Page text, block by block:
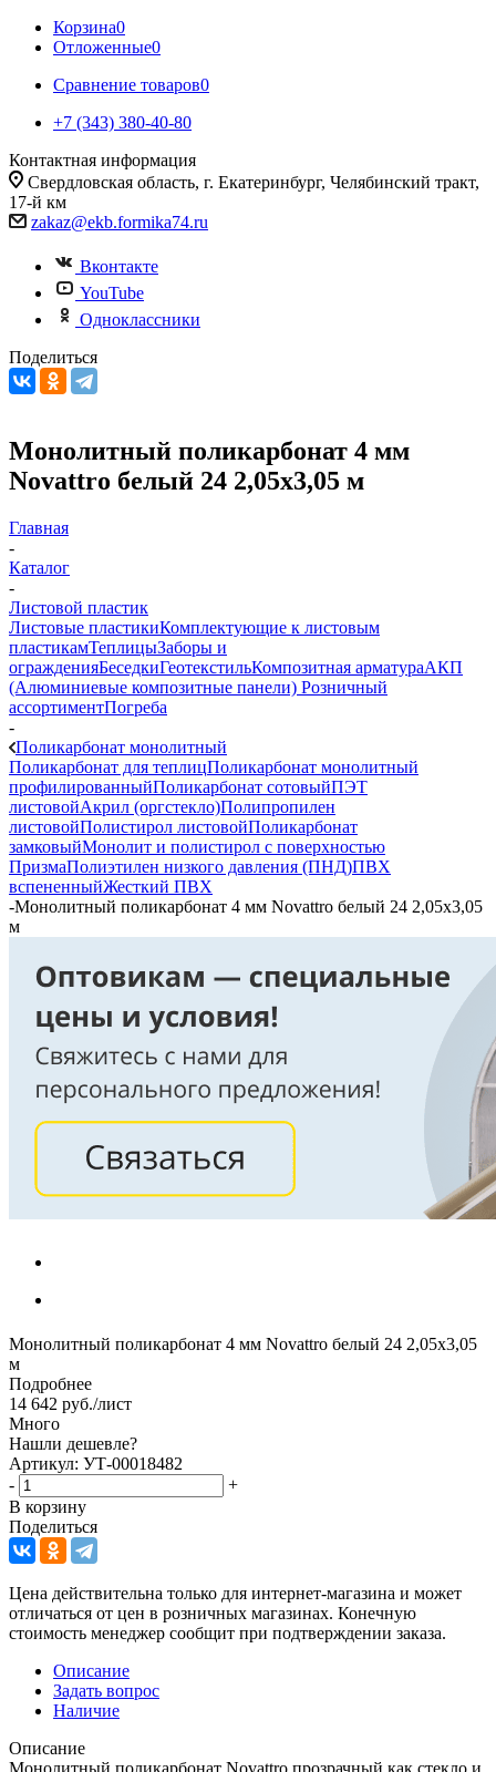
Корзина0
Отложенные0
Сравнение товаров0
+7 (343) 380-40-80
Контактная информация
Свердловская область, г. Екатеринбург, Челябинский тракт,
17-й км
zakaz@ekb.formika74.ru
Вконтакте
YouTube
Одноклассники
Поделиться
Монолитный поликарбонат 4 мм
Novattro белый 24 2,05х3,05 м
Главная
-
Каталог
-
Листовой пластик
Листовые пластикиКомплектующие к листовым
пластикамТеплицыЗаборы и
огражденияБеседкиГеотекстильКомпозитная арматураАКП
(Алюминиевые композитные панели) Розничный
ассортиментПогреба
-
Поликарбонат монолитный
Поликарбонат для теплицПоликарбонат монолитный
профилированныйПоликарбонат сотовыйПЭТ
листовойАкрил (оргстекло)Полипропилен
листовойПолистирол листовойПоликарбонат
замковыйМонолит и полистирол с поверхностью
ПризмаПолиэтилен низкого давления (ПНД)ПВХ
вспененныйЖесткий ПВХ
-Монолитный поликарбонат 4 мм Novattro белый 24 2,05х3,05
м
Монолитный поликарбонат 4 мм Novattro белый 24 2,05х3,05
м
Подробнее
14 642 руб./лист
Много
Нашли дешевле?
Артикул: УТ-00018482
-
+
В корзину
Поделиться
Цена действительна только для интернет-магазина и может
отличаться от цен в розничных магазинах. Конечную
стоимость менеджер сообщит при подтверждении заказа.
Описание
Задать вопрос
Наличие
Описание
Монолитный поликарбонат Novattro прозрачный как стекло и